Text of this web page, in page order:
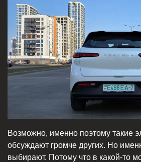
Возможно, именно поэтому такие
обсуждают громче других. Но
выбирают. Потому что в какой-то